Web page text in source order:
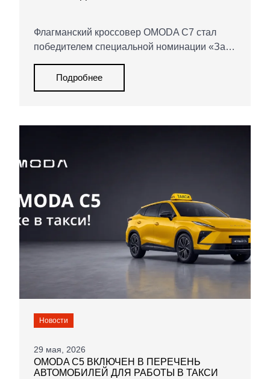
Флагманский кроссовер OMODA C7 стал
победителем специальной номинации «За
рулем» 2026. Жюри отметило
футуристичный облик модели,
Подробнее
Новости
29 мая, 2026
OMODA C5 ВКЛЮЧЕН В ПЕРЕЧЕНЬ
АВТОМОБИЛЕЙ ДЛЯ РАБОТЫ В ТАКСИ